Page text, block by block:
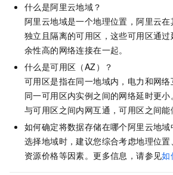
什么是阿里云地域？
阿里云地域是一个地理位置，阿里云
独立且隔离的可用区，这些可用区通
余性高的网络连接在一起。
什么是可用区（AZ）？
可用区是指在同一地域内，电力和网络
同一可用区内实例之间的网络延时更
与可用区之间内网互通，可用区之间能
如何确定将数据存储在哪个阿里云地域
选择地域时，建议您综合考虑地理位置
资源价格等因素。更多信息，请参见如